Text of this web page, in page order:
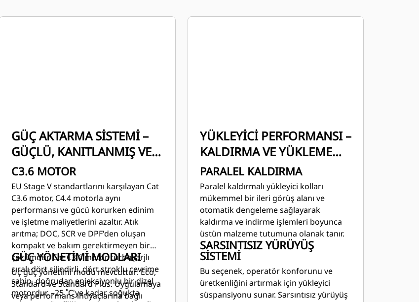
GÜÇ AKTARMA SİSTEMİ –
GÜÇLÜ, KANITLANMIŞ VE
VERİMLİ
C3.6 MOTOR
EU Stage V standartlarını karşılayan Cat
C3.6 motor, C4.4 motorla aynı
performansı ve gücü korurken edinim
ve işletme maliyetlerini azaltır. Atık
arıtma; DOC, SCR ve DPF'den oluşan
kompakt ve bakım gerektirmeyen bir
çözümdür. Cat C3.6 motor, turboşarjlı
sıralı dört silindirli, dört stroklu çevrime
sahip, doğrudan enjeksiyonlu bir dizel
motordur. –25 ˚C'ye kadar soğukta
GÜÇ YÖNETİMİ MODLARI
Üç güç yönetimi modu mevcuttur: Eco,
Standard ve Standard Plus. Uygulamaya
veya performans ihtiyaçlarına bağlı
YÜKLEYİCİ PERFORMANSI –
KALDIRMA VE YÜKLEME
İŞLEMLERİNİ HAFİFLETİR
PARALEL KALDIRMA
Paralel kaldırmalı yükleyici kolları
mükemmel bir ileri görüş alanı ve
otomatik dengeleme sağlayarak
kaldırma ve indirme işlemleri boyunca
üstün malzeme tutumuna olanak tanır.
SARSINTISIZ YÜRÜYÜŞ
SİSTEMİ
Bu seçenek, operatör konforunu ve
üretkenliğini artırmak için yükleyici
süspansiyonu sunar. Sarsıntısız yürüyüş